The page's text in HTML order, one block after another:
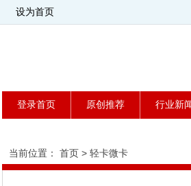
设为首页
登录首页 原创推荐 行业新
当前位置： 首页 > 轻卡微卡